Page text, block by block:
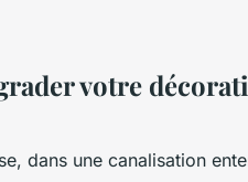
votre
dans une canalisation